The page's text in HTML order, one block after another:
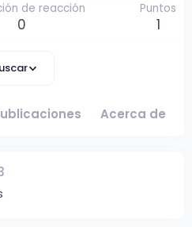
de reacción
0
Puntos
1
Acerca de